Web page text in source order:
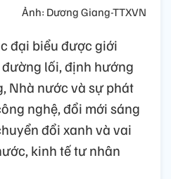
Ảnh: Dương Giang-TTXVN
đại biểu được giới
lối, định hướng
Nhà nước và sự phát
nghệ, đổi mới sáng
đổi xanh và vai
kinh tế tư nhân